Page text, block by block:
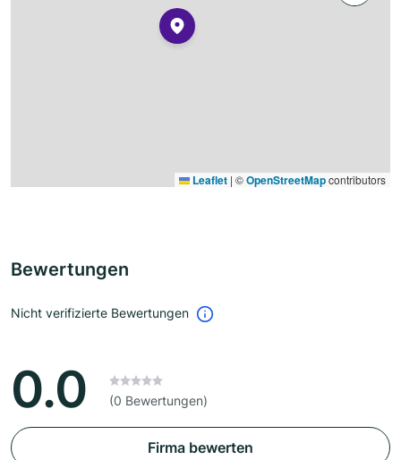
Leaflet | ©OpenStreetMapcontributors
Bewertungen
Nicht verifizierte Bewertungen
0.0 (0 Bewertungen)
Firma bewerten